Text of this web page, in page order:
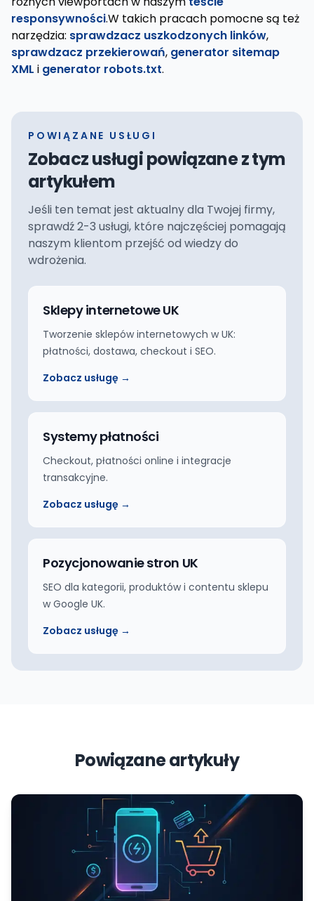
responsywności.W takich pracach pomocne są też
narzędzia: sprawdzacz uszkodzonych linków,
sprawdzacz przekierowań, generator sitemap
XML i generator robots.txt.
POWIĄZANE USŁUGI
Zobacz usługi powiązane z tym
artykułem
Jeśli ten temat jest aktualny dla Twojej firmy,
sprawdź 2-3 usługi, które najczęściej pomagają
naszym klientom przejść od wiedzy do
wdrożenia.
Sklepy internetowe UK
Tworzenie sklepów internetowych w UK:
płatności, dostawa, checkout i SEO.
Zobacz usługę →
Systemy płatności
Checkout, płatności online i integracje
transakcyjne.
Zobacz usługę →
Pozycjonowanie stron UK
SEO dla kategorii, produktów i contentu sklepu
w Google UK.
Zobacz usługę →
Powiązane artykuły